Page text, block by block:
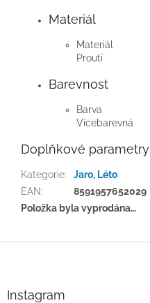
Materiál
Materiál
Proutí
Barevnost
Barva
Vícebarevná
Doplňkové parametry
Kategorie:
Jaro, Léto
EAN:
8591957652029
Položka byla vyprodána…
Instagram